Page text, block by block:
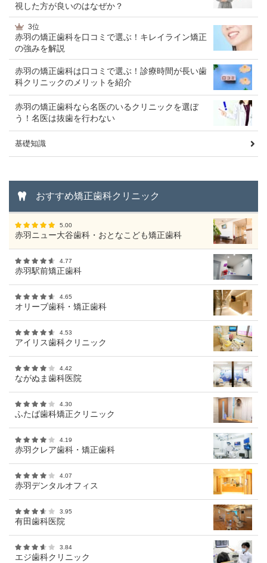
視した方が良いのはなぜか？
3位
赤羽の矯正歯科を口コミで選ぶ！キレイライン矯正
の強みを解説
赤羽の矯正歯科は口コミで選ぶ！診療時間が長い歯
科クリニックのメリットを紹介
赤羽の矯正歯科なら名医のいるクリニックを選ぼ
う！名医は抜歯を行わない
基礎知識
おすすめ矯正歯科クリニック
5.00
赤羽ニュー大谷歯科・おとなこども矯正歯科
4.77
赤羽駅前矯正歯科
4.65
オリーブ歯科・矯正歯科
4.53
アイリス歯科クリニック
4.42
ながぬま歯科医院
4.30
ふたば歯科矯正クリニック
4.19
赤羽クレア歯科・矯正歯科
4.07
赤羽デンタルオフィス
3.95
有田歯科医院
3.84
エジ歯科クリニック